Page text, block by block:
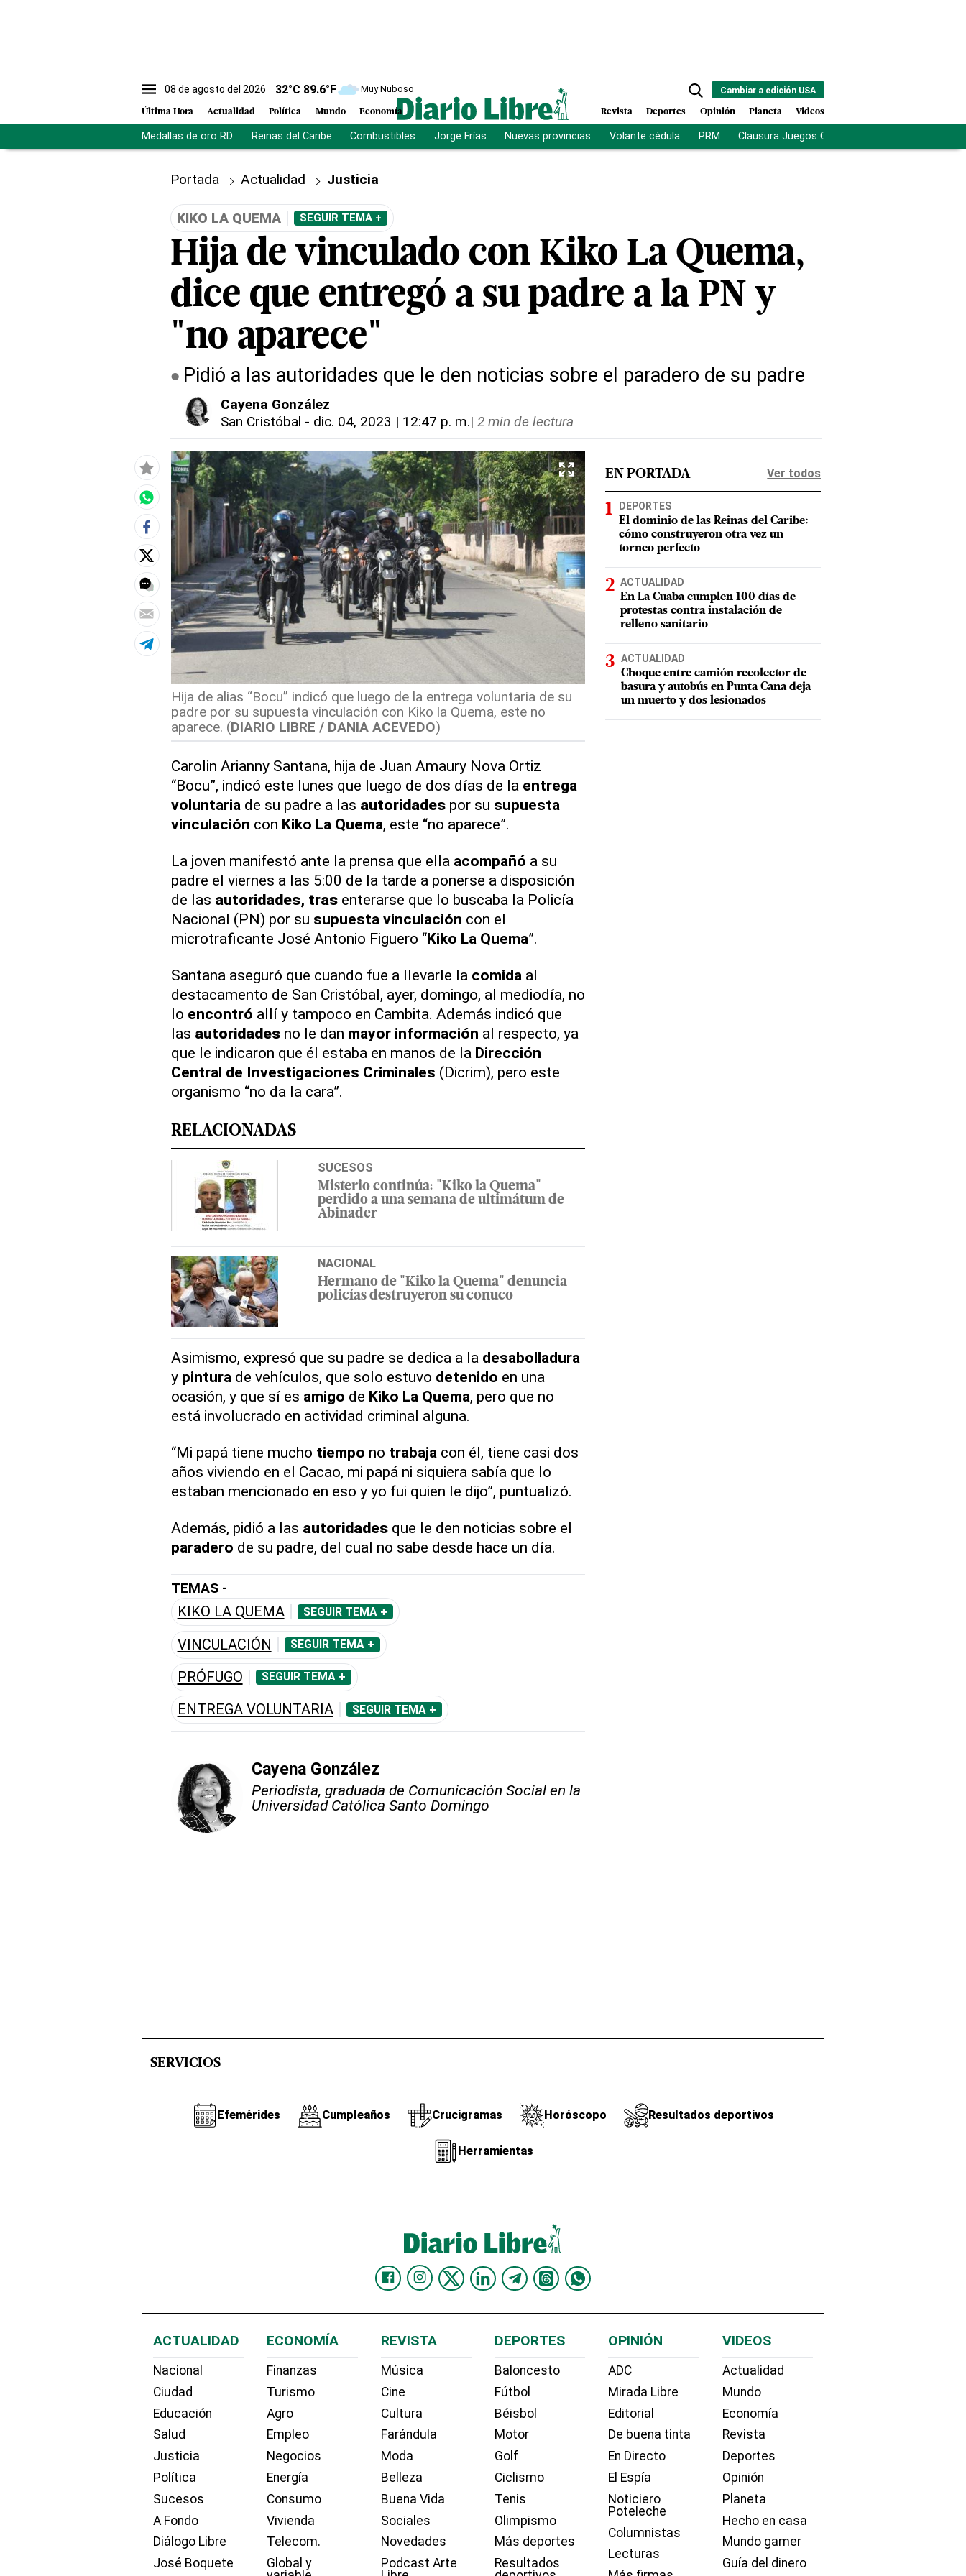
08 de agosto del 2026 32°C 89.6°F Muy Nuboso
Última Hora Actualidad Política Mundo Economía
Cambiar a edición USA
Revista Deportes Opinión Planeta Videos
Medallas de oro RD Reinas del Caribe Combustibles Jorge Frías Nuevas provincias Volante cédula PRM Clausura Juegos Centroamericanos
Portada Actualidad Justicia
KIKO LA QUEMA SEGUIR TEMA +
Hija de vinculado con Kiko La Quema,
dice que entregó a su padre a la PN y
"no aparece"
Pidió a las autoridades que le den noticias sobre el paradero de su padre
Cayena González
San Cristóbal - dic. 04, 2023 | 12:47 p. m.| 2 min de lectura
Hija de alias “Bocu” indicó que luego de la entrega voluntaria de su
padre por su supuesta vinculación con Kiko la Quema, este no
aparece. (DIARIO LIBRE / DANIA ACEVEDO)
Carolin Arianny Santana, hija de Juan Amaury Nova Ortiz
“Bocu”, indicó este lunes que luego de dos días de la entrega
voluntaria de su padre a las autoridadespor su supuesta
vinculación con Kiko La Quema, este “no aparece”.
La joven manifestó ante la prensa que ella acompañó a su
padre el viernes a las 5:00 de la tarde a ponerse a disposición
de las autoridades, trasenterarse que lo buscaba la Policía
Nacional (PN) por su supuesta vinculación con el
microtraficante José Antonio Figuero “Kiko La Quema”.
Santana aseguró que cuando fue a llevarle la comida al
destacamento de San Cristóbal, ayer, domingo, al mediodía, no
lo encontró allí y tampoco en Cambita. Además indicó que
las autoridadesno le dan mayor información al respecto, ya
que le indicaron que él estaba en manos de la Dirección
Central de Investigaciones Criminales (Dicrim), pero este
organismo “no da la cara”.
RELACIONADAS
SUCESOS
Misterio continúa: "Kiko la Quema"
perdido a una semana de ultimátum de
Abinader
NACIONAL
Hermano de "Kiko la Quema" denuncia
policías destruyeron su conuco
Asimismo, expresó que su padre se dedica a la desabolladura
y pintura de vehículos, que solo estuvo detenido en una
ocasión, y que sí es amigo de Kiko La Quema, pero que no
está involucrado en actividad criminal alguna.
“Mi papá tiene mucho tiempo no trabaja con él, tiene casi dos
años viviendo en el Cacao, mi papá ni siquiera sabía que lo
estaban mencionado en eso y yo fui quien le dijo”, puntualizó.
Además, pidió a las autoridadesque le den noticias sobre el
paradero de su padre, del cual no sabe desde hace un día.
TEMAS -
KIKO LA QUEMA SEGUIR TEMA +
VINCULACIÓN SEGUIR TEMA +
PRÓFUGO SEGUIR TEMA +
ENTREGA VOLUNTARIA SEGUIR TEMA +
Cayena González
Periodista, graduada de Comunicación Social en la
Universidad Católica Santo Domingo
EN PORTADA Ver todos
DEPORTES
El dominio de las Reinas del Caribe:
cómo construyeron otra vez un
torneo perfecto
ACTUALIDAD
En La Cuaba cumplen 100 días de
protestas contra instalación de
relleno sanitario
ACTUALIDAD
Choque entre camión recolector de
basura y autobús en Punta Cana deja
un muerto y dos lesionados
SERVICIOS
Efemérides Cumpleaños Crucigramas Horóscopo Resultados deportivos
Herramientas
ACTUALIDAD
Nacional
Ciudad
Educación
Salud
Justicia
Política
Sucesos
A Fondo
Diálogo Libre
José Boquete
ECONOMÍA
Finanzas
Turismo
Agro
Empleo
Negocios
Energía
Consumo
Vivienda
Telecom.
Global y
REVISTA
Música
Cine
Cultura
Farándula
Moda
Belleza
Buena Vida
Sociales
Novedades
Podcast Arte
DEPORTES
Baloncesto
Fútbol
Béisbol
Motor
Golf
Ciclismo
Tenis
Olimpismo
Más deportes
Resultados
OPINIÓN
ADC
Mirada Libre
Editorial
De buena tinta
En Directo
El Espía
Noticiero
Poteleche
Columnistas
Lecturas
VIDEOS
Actualidad
Mundo
Economía
Revista
Deportes
Opinión
Planeta
Hecho en casa
Mundo gamer
Guía del dinero